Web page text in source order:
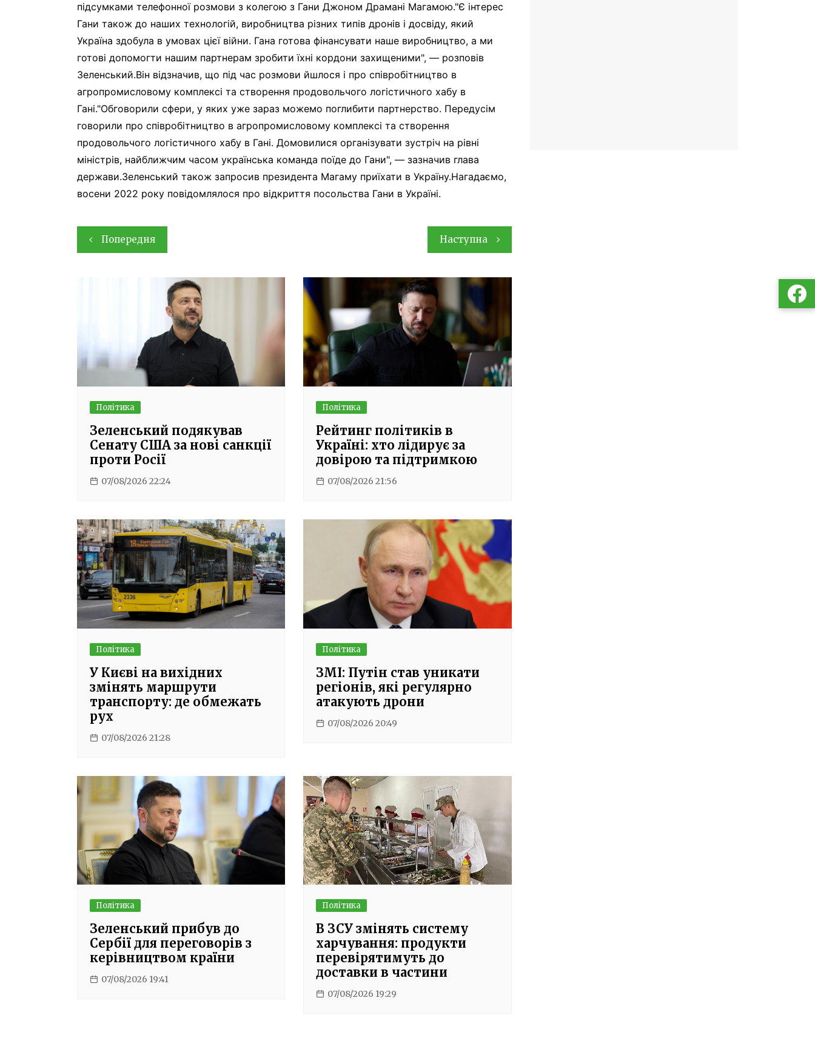
підсумками телефонної розмови з колегою з Гани Джоном Драмані Магамою."Є інтерес
Гани також до наших технологій, виробництва різних типів дронів і досвіду, який
Україна здобула в умовах цієї війни. Гана готова фінансувати наше виробництво, а ми
готові допомогти нашим партнерам зробити їхні кордони захищеними", — розповів
Зеленський.Він відзначив, що під час розмови йшлося і про співробітництво в
агропромисловому комплексі та створення продовольчого логістичного хабу в
Гані."Обговорили сфери, у яких уже зараз можемо поглибити партнерство. Передусім
говорили про співробітництво в агропромисловому комплексі та створення
продовольчого логістичного хабу в Гані. Домовилися організувати зустріч на рівні
міністрів, найближчим часом українська команда поїде до Гани", — зазначив глава
держави.Зеленський також запросив президента Магаму приїхати в Україну.Нагадаємо,
восени 2022 року повідомлялося про відкриття посольства Гани в Україні.
Навігація
записів
Попередня Наступна
Політика
Зеленський подякував
Сенату США за нові санкції
проти Росії
07/08/2026 22:24
Політика
Рейтинг політиків в
Україні: хто лідирує за
довірою та підтримкою
07/08/2026 21:56
Політика
У Києві на вихідних
змінять маршрути
транспорту: де обмежать
рух
07/08/2026 21:28
Політика
ЗМІ: Путін став уникати
регіонів, які регулярно
атакують дрони
07/08/2026 20:49
Політика
Зеленський прибув до
Сербії для переговорів з
керівництвом країни
07/08/2026 19:41
Політика
В ЗСУ змінять систему
харчування: продукти
перевірятимуть до
доставки в частини
07/08/2026 19:29